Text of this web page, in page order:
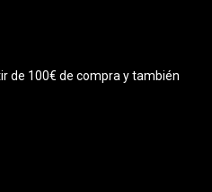
de 100€ de compra y también